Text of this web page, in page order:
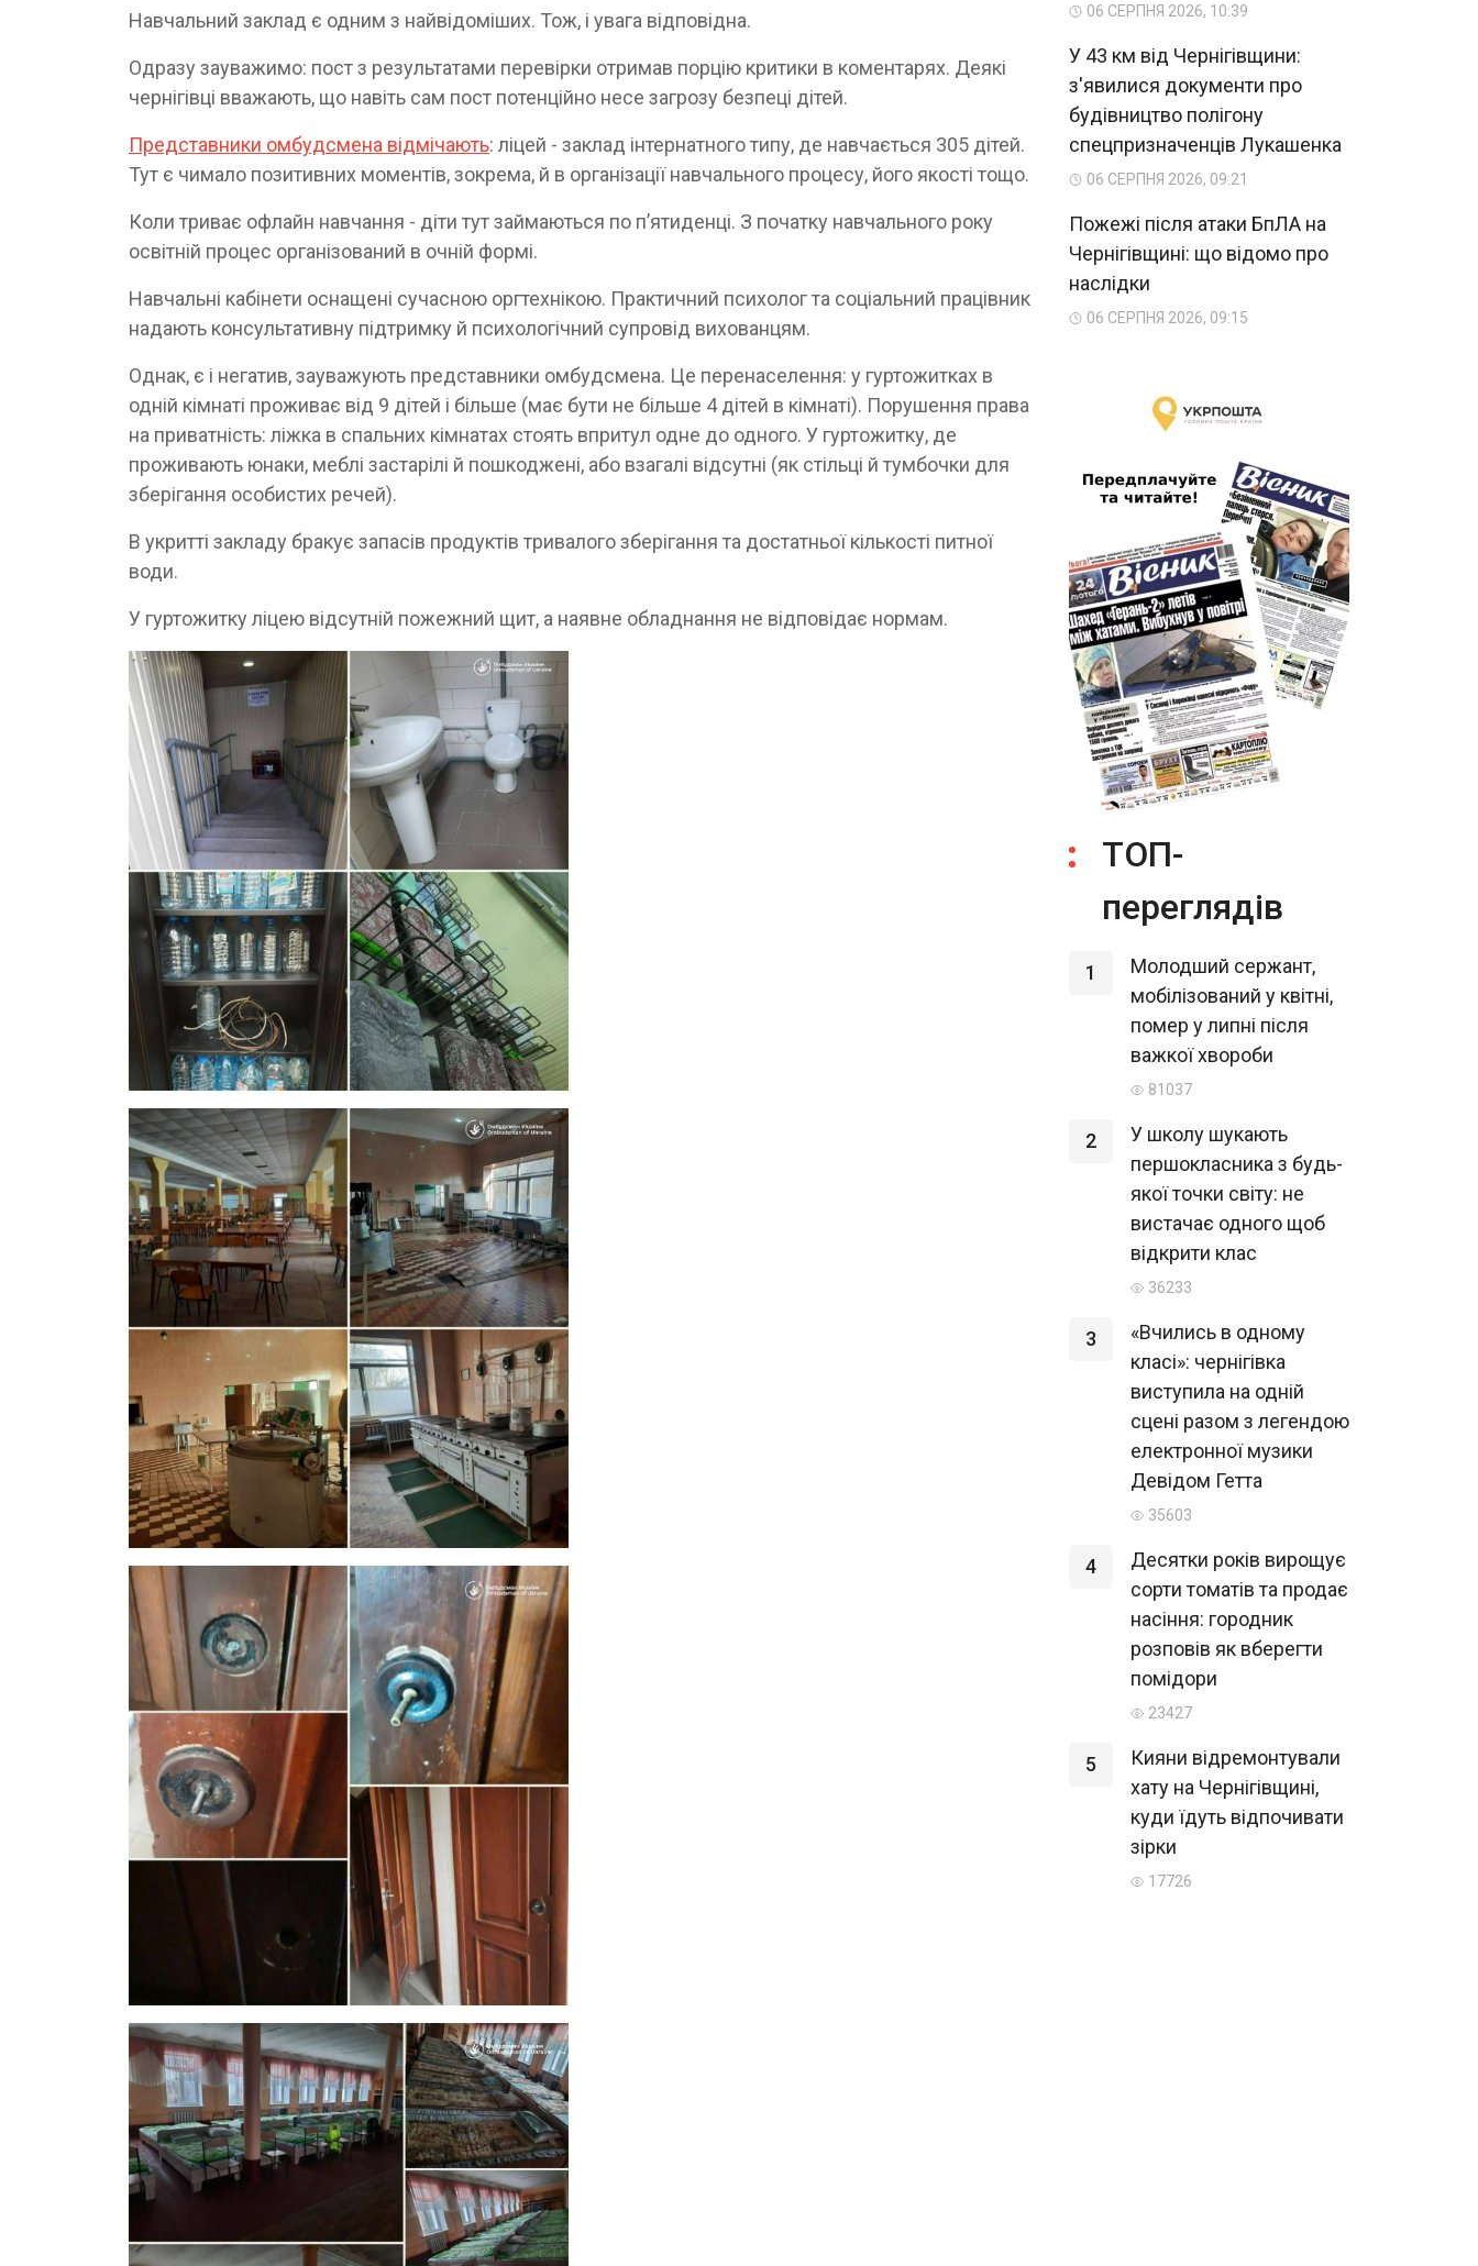
Навчальний заклад є одним з найвідоміших. Тож, і увага відповідна.
Одразу зауважимо: пост з результатами перевірки отримав порцію критики в коментарях. Деякі
чернігівці вважають, що навіть сам пост потенційно несе загрозу безпеці дітей.
Представники омбудсмена відмічають: ліцей - заклад інтернатного типу, де навчається 305 дітей.
Тут є чимало позитивних моментів, зокрема, й в організації навчального процесу, його якості тощо.
Коли триває офлайн навчання - діти тут займаються по пʼятиденці. З початку навчального року
освітній процес організований в очній формі.
Навчальні кабінети оснащені сучасною оргтехнікою. Практичний психолог та соціальний працівник
надають консультативну підтримку й психологічний супровід вихованцям.
Однак, є і негатив, зауважують представники омбудсмена. Це перенаселення: у гуртожитках в
одній кімнаті проживає від 9 дітей і більше (має бути не більше 4 дітей в кімнаті). Порушення права
на приватність: ліжка в спальних кімнатах стоять впритул одне до одного. У гуртожитку, де
проживають юнаки, меблі застарілі й пошкоджені, або взагалі відсутні (як стільці й тумбочки для
зберігання особистих речей).
В укритті закладу бракує запасів продуктів тривалого зберігання та достатньої кількості питної
води.
У гуртожитку ліцею відсутній пожежний щит, а наявне обладнання не відповідає нормам.
06 СЕРПНЯ 2026, 10:39
У 43 км від Чернігівщини:
з'явилися документи про
будівництво полігону
спецпризначенців Лукашенка
06 СЕРПНЯ 2026, 09:21
Пожежі після атаки БпЛА на
Чернігівщині: що відомо про
наслідки
06 СЕРПНЯ 2026, 09:15
ТОП-
переглядів
1
Молодший сержант,
мобілізований у квітні,
помер у липні після
важкої хвороби
81037
2
У школу шукають
першокласника з будь-
якої точки світу: не
вистачає одного щоб
відкрити клас
36233
3
«Вчились в одному
класі»: чернігівка
виступила на одній
сцені разом з легендою
електронної музики
Девідом Гетта
35603
4
Десятки років вирощує
сорти томатів та продає
насіння: городник
розповів як вберегти
помідори
23427
5
Кияни відремонтували
хату на Чернігівщині,
куди їдуть відпочивати
зірки
17726